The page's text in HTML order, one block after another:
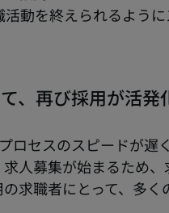
動を終えられるよう
、再び採用が活発
ロセスのスピードが遅
求人募集が始まるため
求職者にとって、多